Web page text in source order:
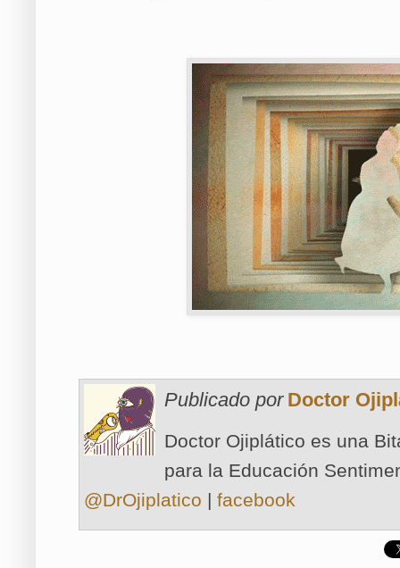
Publicado por Doctor
Doctor Ojiplático es una
para la Educación
@DrOjiplatico | facebook